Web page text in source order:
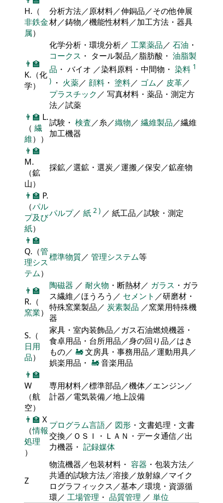
H.（
非鉄金
属）
分析方法／原材料／伸銅品／その他伸展
材／鋳物／機能性材料／加工方法・器具
👨‍🏫
K.（化
学）
化学分析・環境分析／ 工業薬品／ 石油 ・
コークス ・ タール製品／脂肪酸・ 油脂製
品 ・ バイオ ／染料原料・中間物・ 染料 1
) ・ 火薬／ 顔料 ・ 塗料／ ゴム／ 皮革／
プラスチック ／ 写真材料・薬品・測定方
法／試薬
👨‍🏫 L.
（ 繊
維））
試験・ 検査／糸／織物／ 繊維製品／繊維
加工機器
👨‍🏫
M.
（鉱
山）
採鉱／選鉱・選炭／運搬／保安／鉱産物
👨‍🏫 P.
（パル
プ及び
紙）
パルプ／ 紙 2 ) ／ 紙工品／試験・測定
👨‍🏫
Q.（管
理シス
テム）
標準物質／ 管理システム等
👨‍🏫
R.（
窯業）
陶磁器 ／ 耐火物 ・断熱材／ ガラス ・ガラ
ス繊維／ほうろう／ セメント ／研磨材・
特殊窯業製品／ 炭素製品 ／窯業用特殊機
器
S.（
日用
品）
家具・室内装飾品／ガス石油燃焼機器・
食卓用品・台所用品／身の回り品／はき
もの／ 🚂文房具・事務用品／運動用具／
娯楽用品・ 🚂音楽用品
👨‍🏫
W
（航
空）
専用材料／標準部品／機体／エンジン／
計器／電気装備／地上設備
👨‍🏫 X
（情報
処理
）
プログラム言語／ 図形 ・文書処理・文書
交換／ＯＳＩ・ＬＡＮ・データ通信／出
力機器・ 記録媒体
Z
物流機器／包装材料・ 容器 ・包装方法／
共通的試験方法／溶接／放射線／マイク
ログラフィックス／基本／環境・資源循
環／ 工場管理 ・ 品質管理 ／ 単位